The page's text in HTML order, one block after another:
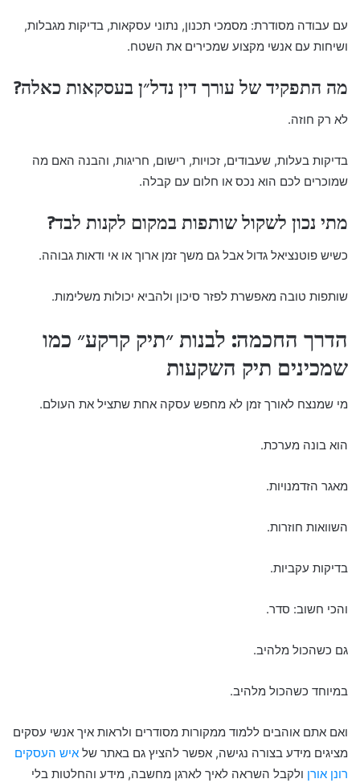
עם עבודה מסודרת: מסמכי תכנון, נתוני עסקאות, בדיקות מגבלות,
ושיחות עם אנשי מקצוע שמכירים את השטח.
מה התפקיד של עורך דין נדל״ן בעסקאות כאלה?
לא רק חוזה.
בדיקות בעלות, שעבודים, זכויות, רישום, חריגות, והבנה האם מה
שמוכרים לכם הוא נכס או חלום עם קבלה.
מתי נכון לשקול שותפות במקום לקנות לבד?
כשיש פוטנציאל גדול אבל גם משך זמן ארוך או אי ודאות גבוהה.
שותפות טובה מאפשרת לפזר סיכון ולהביא יכולות משלימות.
הדרך החכמה: לבנות ״תיק קרקע״ כמו
שמכינים תיק השקעות
מי שמנצח לאורך זמן לא מחפש עסקה אחת שתציל את העולם.
הוא בונה מערכת.
מאגר הזדמנויות.
השוואות חוזרות.
בדיקות עקביות.
והכי חשוב: סדר.
גם כשהכול מלהיב.
במיוחד כשהכול מלהיב.
ואם אתם אוהבים ללמוד ממקורות מסודרים ולראות איך אנשי עסקים
מציגים מידע בצורה נגישה, אפשר להציץ גם באתר של איש העסקים
רונן אורן ולקבל השראה לאיך לארגן מחשבה, מידע והחלטות בלי